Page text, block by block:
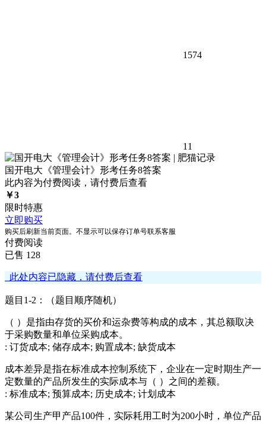
1574
11
国开电大《管理会计》形考任务8答案
此内容为付费阅读，请付费后查看
￥3
限时特惠
立即购买
购买后刷新当前页面。不显示可以保存订单号联系客服
付费阅读
已售 128
此处内容已隐藏，请付费后查看
题目1-2：（题目顺序随机）
（ ）是指由存货的买价和运杂费等构成的成本，其总额取决
于采购数量和单位采购成本。
: 订货成本; 储存成本; 购置成本; 缺货成本
成本差异是指在标准成本控制系统下，企业在一定时期生产一
定数量的产品所发生的实际成本与（ ）之间的差额。
: 标准成本; 预算成本; 历史成本; 计划成本
某公司生产甲产品100件，实际耗用工时为200小时，单位产品